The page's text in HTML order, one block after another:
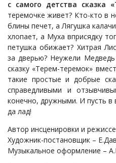
с самого детства сказка
теремочке живет? Кто-кто в
блины печет, а Лягушка
хлопает, а Муха вприсядку
петушка обижает? Хитрая
за дверью? Неужели
сказку «Терем-теремок»
такие простые и добрые
справедливыми и
конечно, дружными. И пусть
да лад!
Автор инсценировки и
Художник-постановщик –
Музыкальное оформление –